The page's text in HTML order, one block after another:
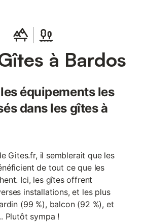
à Bardos
équipements les
dans les gîtes à
Gites.fr, il semblerait que les
de tout ce que les
Ici, les gîtes offrent
installations, et les plus
(99 %), balcon (92 %), et
Plutôt sympa !